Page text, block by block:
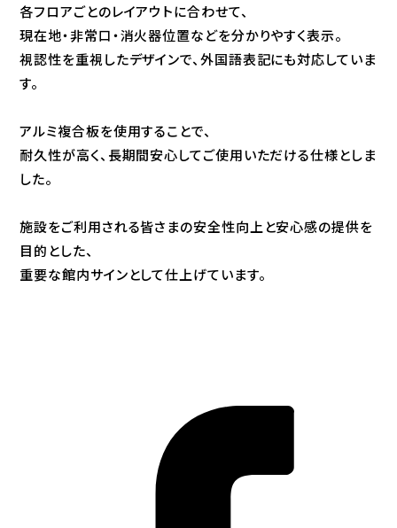
各フロアごとのレイアウトに合わせて、
現在地・非常口・消火器位置などを分かりやすく表示。
視認性を重視したデザインで、外国語表記にも対応していま
す。
アルミ複合板を使用することで、
耐久性が高く、長期間安心してご使用いただける仕様としま
した。
施設をご利用される皆さまの安全性向上と安心感の提供を
目的とした、
重要な館内サインとして仕上げています。